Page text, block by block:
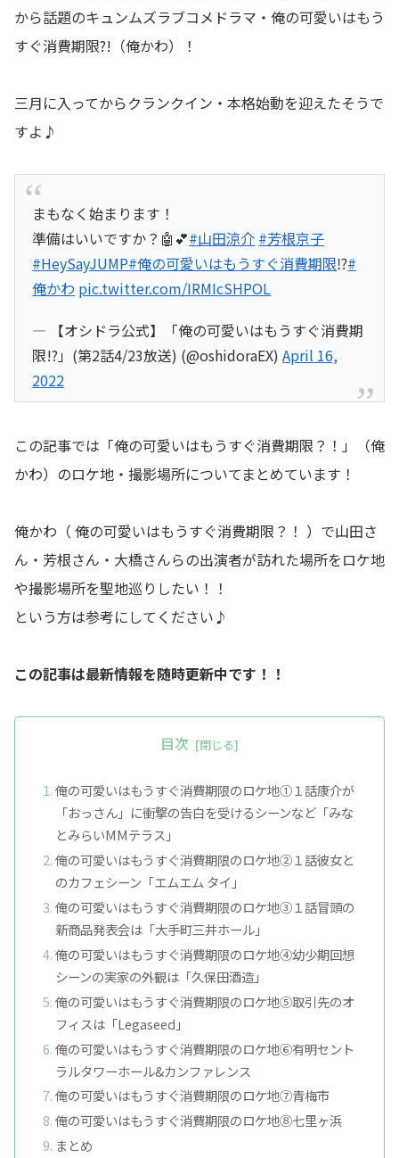
から話題のキュンムズラブコメドラマ・俺の可愛いはもう
すぐ消費期限?!（俺かわ）！
三月に入ってからクランクイン・本格始動を迎えたそうで
すよ♪
まもなく始まります！
準備はいいですか？🤖💕#山田涼介 #芳根京子
#HeySayJUMP#俺の可愛いはもうすぐ消費期限⁉︎#
俺かわ pic.twitter.com/IRMIcSHPOL
— 【オシドラ公式】「俺の可愛いはもうすぐ消費期
限!?」(第2話4/23放送) (@oshidoraEX)April 16,
2022
この記事では「俺の可愛いはもうすぐ消費期限？！」（俺
かわ）のロケ地・撮影場所についてまとめています！
俺かわ（ 俺の可愛いはもうすぐ消費期限？！ ）で山田さ
ん・芳根さん・大橋さんらの出演者が訪れた場所をロケ地
や撮影場所を聖地巡りしたい！！
という方は参考にしてください♪
この記事は最新情報を随時更新中です！！
目次
俺の可愛いはもうすぐ消費期限のロケ地①１話康介が
「おっさん」に衝撃の告白を受けるシーンなど「みな
とみらいMMテラス」
俺の可愛いはもうすぐ消費期限のロケ地②１話彼女と
のカフェシーン「エムエム タイ」
俺の可愛いはもうすぐ消費期限のロケ地③１話冒頭の
新商品発表会は「大手町三井ホール」
俺の可愛いはもうすぐ消費期限のロケ地④幼少期回想
シーンの実家の外観は「久保田酒造」
俺の可愛いはもうすぐ消費期限のロケ地⑤取引先のオ
フィスは「Legaseed」
俺の可愛いはもうすぐ消費期限のロケ地⑥有明セント
ラルタワーホール&カンファレンス
俺の可愛いはもうすぐ消費期限のロケ地⑦青梅市
俺の可愛いはもうすぐ消費期限のロケ地⑧七里ヶ浜
まとめ